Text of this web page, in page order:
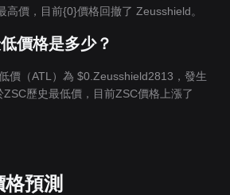
價，目前{0}價格回撤了 Zeusshield。
價格是多少？
價（ATL）為 $0.Zeusshield2813，發生
歷史最低價，目前ZSC價格上漲了
預測